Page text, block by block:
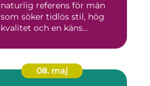
naturlig referens för män
som söker tidlös stil, hög
kvalitet och en käns...
08. maj